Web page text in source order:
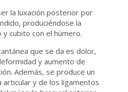
la luxación posterior por
produciéndose la
y cubito con el húmero.
que se da es dolor,
y aumento de
Además, se produce un
articular y de los ligamentos